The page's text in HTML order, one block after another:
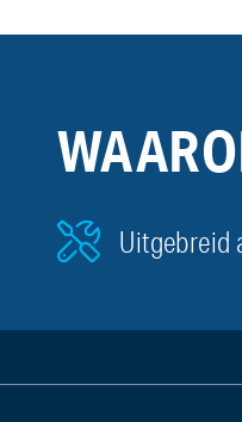
Uitgebreid